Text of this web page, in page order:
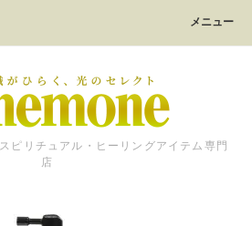
メニュー
ピリチュアル・ヒーリングアイテム専門
店